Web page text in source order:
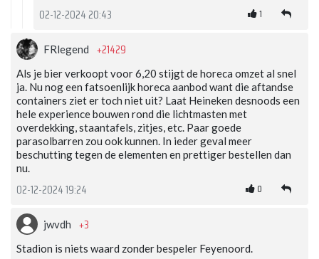
02-12-2024 20:43 1
FRlegend +21429
Als je bier verkoopt voor 6,20 stijgt de horeca omzet al snel
ja. Nu nog een fatsoenlijk horeca aanbod want die aftandse
containers ziet er toch niet uit? Laat Heineken desnoods een
hele experience bouwen rond die lichtmasten met
overdekking, staantafels, zitjes, etc. Paar goede
parasolbarren zou ook kunnen. In ieder geval meer
beschutting tegen de elementen en prettiger bestellen dan
nu.
02-12-2024 19:24 0
jwvdh +3
Stadion is niets waard zonder bespeler Feyenoord.